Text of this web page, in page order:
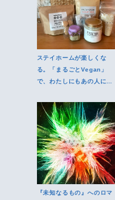
ステイホームが楽しくな
る。「まるごとVegan」
で、わたしにもあの人にも
ィーガン食を
『未知なるもの』へのロマ